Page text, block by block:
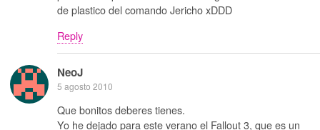
de plastico del comando Jericho xDDD
Reply
NeoJ
5 agosto 2010
Que bonitos deberes tienes.
Yo he dejado para este verano el Fallout 3, que es un